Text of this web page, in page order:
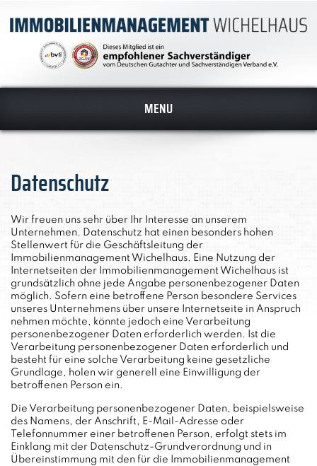
MENU
Datenschutz
Wir freuen uns sehr über Ihr Interesse an unserem
Unternehmen. Datenschutz hat einen besonders hohen
Stellenwert für die Geschäftsleitung der
Immobilienmanagement Wichelhaus. Eine Nutzung der
Internetseiten der Immobilienmanagement Wichelhaus ist
grundsätzlich ohne jede Angabe personenbezogener Daten
möglich. Sofern eine betroffene Person besondere Services
unseres Unternehmens über unsere Internetseite in Anspruch
nehmen möchte, könnte jedoch eine Verarbeitung
personenbezogener Daten erforderlich werden. Ist die
Verarbeitung personenbezogener Daten erforderlich und
besteht für eine solche Verarbeitung keine gesetzliche
Grundlage, holen wir generell eine Einwilligung der
betroffenen Person ein.
Die Verarbeitung personenbezogener Daten, beispielsweise
des Namens, der Anschrift, E-Mail-Adresse oder
Telefonnummer einer betroffenen Person, erfolgt stets im
Einklang mit der Datenschutz-Grundverordnung und in
Übereinstimmung mit den für die Immobilienmanagement
Datenschutz
Impressum